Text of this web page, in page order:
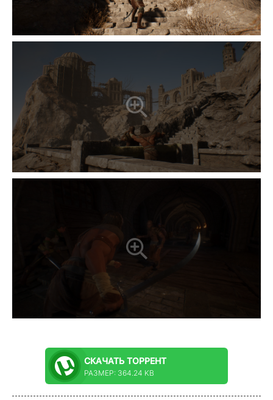
СКАЧАТЬ ТОРРЕНТ
РАЗМЕР: 364.24 KB